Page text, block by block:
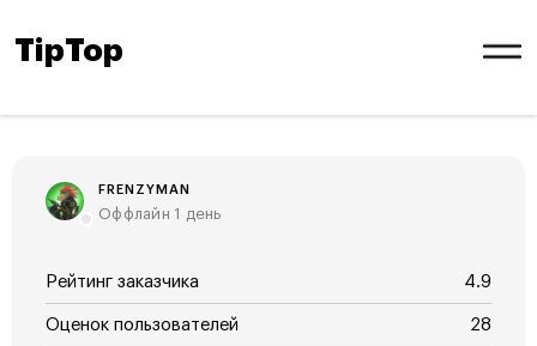
TipTop
FRENZYMAN
Оффлайн 1 день
Рейтинг заказчика 4.9
Оценок пользователей 28